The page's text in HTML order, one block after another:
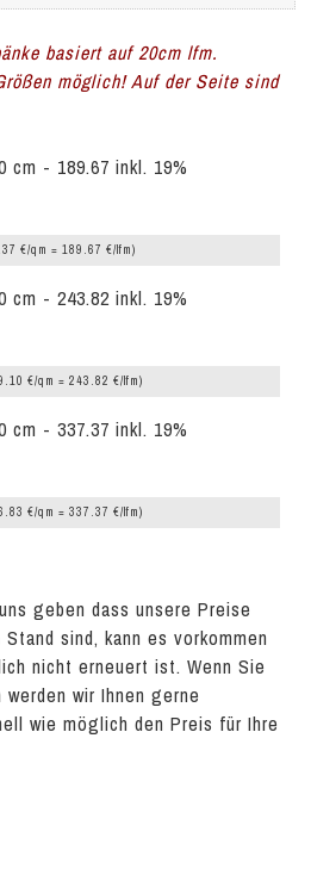
basiert auf 20cm lfm.
möglich! Auf der Seite sind
cm - 189.67 inkl. 19%
€/qm = 189.67 €/lfm)
cm - 243.82 inkl. 19%
€/qm = 243.82 €/lfm)
cm - 337.37 inkl. 19%
€/qm = 337.37 €/lfm)
geben dass unsere Preise
sind, kann es vorkommen
nicht erneuert ist. Wenn Sie
wir Ihnen gerne
wie möglich den Preis für Ihre